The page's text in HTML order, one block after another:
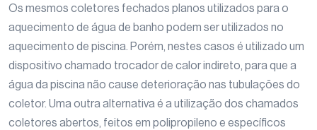
Os mesmos coletores fechados planos utilizados para o
aquecimento de água de banho podem ser utilizados no
aquecimento de piscina. Porém, nestes casos é utilizado um
dispositivo chamado trocador de calor indireto, para que a
água da piscina não cause deterioração nas tubulações do
coletor. Uma outra alternativa é a utilização dos chamados
coletores abertos, feitos em polipropileno e específicos